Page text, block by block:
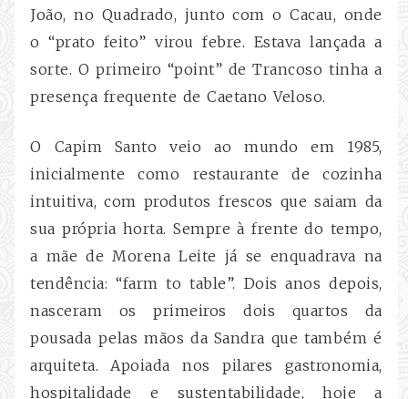
João, no Quadrado, junto com o Cacau, onde
o “prato feito” virou febre. Estava lançada a
sorte. O primeiro “point” de Trancoso tinha a
presença frequente de Caetano Veloso.
O Capim Santo veio ao mundo em 1985,
inicialmente como restaurante de cozinha
intuitiva, com produtos frescos que saiam da
sua própria horta. Sempre à frente do tempo,
a mãe de Morena Leite já se enquadrava na
tendência: “farm to table”. Dois anos depois,
nasceram os primeiros dois quartos da
pousada pelas mãos da Sandra que também é
arquiteta. Apoiada nos pilares gastronomia,
hospitalidade e sustentabilidade, hoje a